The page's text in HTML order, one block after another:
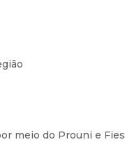
meio do Prouni e Fies